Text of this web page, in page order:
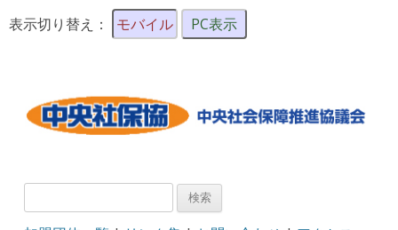
表示切り替え： モバイル PC表示
検